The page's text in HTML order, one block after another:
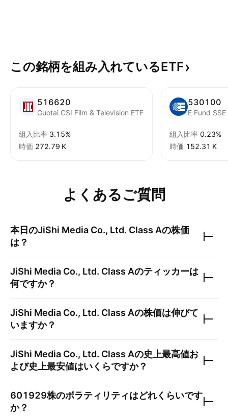
この銘柄を組み入れているETF
516620
Guotai CSI Film & Television ETF
組入比率 3.15%
時価 ‪272.79 K‬
530100
E Fund
組入比率 0.23%
時価 ‪152.31 K‬
よくあるご質問
本日のJiShi Media Co., Ltd. Class Aの株価
は？
JiShi Media Co., Ltd. Class Aのティッカーは
何ですか？
JiShi Media Co., Ltd. Class Aの株価は伸びて
いますか？
JiShi Media Co., Ltd. Class Aの史上最高値お
よび史上最安値はいくらですか？
601929株のボラティリティはどれくらいです
か？